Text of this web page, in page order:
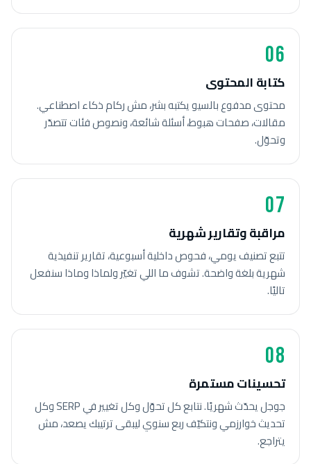
06
كتابة المحتوى
محتوى مدفوع بالسيو يكتبه بشر، مش ركام ذكاء اصطناعي.
مقالات، صفحات هبوط، أسئلة شائعة، ونصوص فئات تتصدّر
وتحوّل.
07
مراقبة وتقارير شهرية
تتبع تصنيف يومي، فحوص داخلية أسبوعية، تقارير تنفيذية
شهرية بلغة واضحة. تشوف ما اللي تغيّر ولماذا وماذا سنفعل
تاليًا.
08
تحسينات مستمرة
جوجل يحدّث شهريًا. نتابع كل تحوّل وكل تغيير في SERP وكل
تحديث خوارزمي ونتكيّف ربع سنوي ليبقى ترتيبك يصعد، مش
يتراجع.